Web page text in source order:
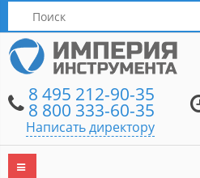
8 495 212-90-35
8 800 333-60-35
Написать директору